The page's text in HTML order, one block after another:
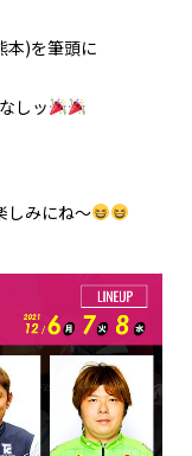
)を筆頭に
しッ
しみにね～